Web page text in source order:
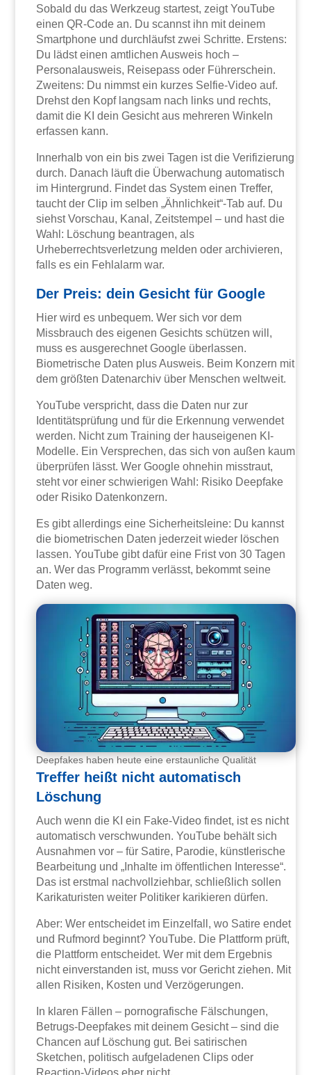
Sobald du das Werkzeug startest, zeigt YouTube
einen QR-Code an. Du scannst ihn mit deinem
Smartphone und durchläufst zwei Schritte. Erstens:
Du lädst einen amtlichen Ausweis hoch –
Personalausweis, Reisepass oder Führerschein.
Zweitens: Du nimmst ein kurzes Selfie-Video auf.
Drehst den Kopf langsam nach links und rechts,
damit die KI dein Gesicht aus mehreren Winkeln
erfassen kann.
Innerhalb von ein bis zwei Tagen ist die Verifizierung
durch. Danach läuft die Überwachung automatisch
im Hintergrund. Findet das System einen Treffer,
taucht der Clip im selben „Ähnlichkeit“-Tab auf. Du
siehst Vorschau, Kanal, Zeitstempel – und hast die
Wahl: Löschung beantragen, als
Urheberrechtsverletzung melden oder archivieren,
falls es ein Fehlalarm war.
Der Preis: dein Gesicht für Google
Hier wird es unbequem. Wer sich vor dem
Missbrauch des eigenen Gesichts schützen will,
muss es ausgerechnet Google überlassen.
Biometrische Daten plus Ausweis. Beim Konzern mit
dem größten Datenarchiv über Menschen weltweit.
YouTube verspricht, dass die Daten nur zur
Identitätsprüfung und für die Erkennung verwendet
werden. Nicht zum Training der hauseigenen KI-
Modelle. Ein Versprechen, das sich von außen kaum
überprüfen lässt. Wer Google ohnehin misstraut,
steht vor einer schwierigen Wahl: Risiko Deepfake
oder Risiko Datenkonzern.
Es gibt allerdings eine Sicherheitsleine: Du kannst
die biometrischen Daten jederzeit wieder löschen
lassen. YouTube gibt dafür eine Frist von 30 Tagen
an. Wer das Programm verlässt, bekommt seine
Daten weg.
Deepfakes haben heute eine erstaunliche Qualität
Treffer heißt nicht automatisch
Löschung
Auch wenn die KI ein Fake-Video findet, ist es nicht
automatisch verschwunden. YouTube behält sich
Ausnahmen vor – für Satire, Parodie, künstlerische
Bearbeitung und „Inhalte im öffentlichen Interesse“.
Das ist erstmal nachvollziehbar, schließlich sollen
Karikaturisten weiter Politiker karikieren dürfen.
Aber: Wer entscheidet im Einzelfall, wo Satire endet
und Rufmord beginnt? YouTube. Die Plattform prüft,
die Plattform entscheidet. Wer mit dem Ergebnis
nicht einverstanden ist, muss vor Gericht ziehen. Mit
allen Risiken, Kosten und Verzögerungen.
In klaren Fällen – pornografische Fälschungen,
Betrugs-Deepfakes mit deinem Gesicht – sind die
Chancen auf Löschung gut. Bei satirischen
Sketchen, politisch aufgeladenen Clips oder